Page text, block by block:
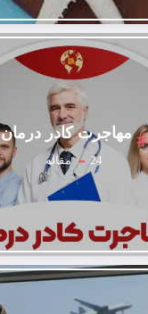
مهاجرت کادر درمان
24 مقاله